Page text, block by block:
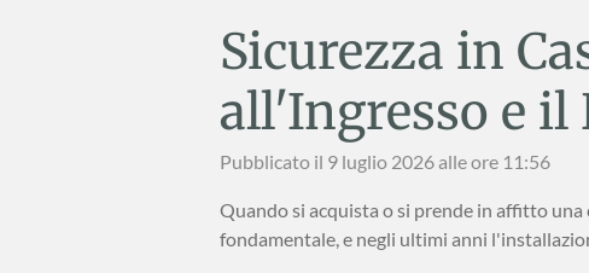
Sicurezza in
all'Ingresso e il
Pubblicato il 9 luglio 2026 alle ore 11:56
Quando si acquista o si prende in affitto
fondamentale, e negli ultimi anni